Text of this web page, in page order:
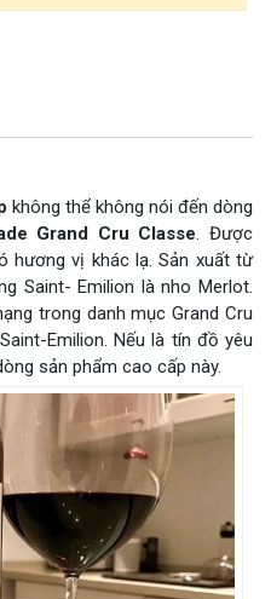
không thể không nói đến dòng
Grand Cru Classe. Được
hương vị khác lạ. Sản xuất từ
Saint- Emilion là nho Merlot.
trong danh mục Grand Cru
Emilion. Nếu là tín đồ yêu
sản phẩm cao cấp này.